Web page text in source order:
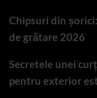
Chipsuri din
de grătare 2026
Secretele unei
pentru exterior